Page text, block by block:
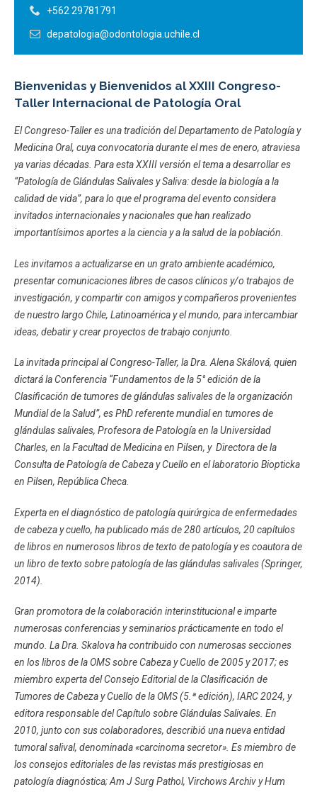
+562 29781791
depatologia@odontologia.uchile.cl
Bienvenidas y Bienvenidos al XXIII Congreso-
Taller Internacional de Patología Oral
El Congreso-Taller es una tradición del Departamento de Patología y
Medicina Oral, cuya convocatoria durante el mes de enero, atraviesa
ya varias décadas. Para esta XXIII versión el tema a desarrollar es
“Patología de Glándulas Salivales y Saliva: desde la biología a la
calidad de vida”, para lo que el programa del evento considera
invitados internacionales y nacionales que han realizado
importantísimos aportes a la ciencia y a la salud de la población.
Les invitamos a actualizarse en un grato ambiente académico,
presentar comunicaciones libres de casos clínicos y/o trabajos de
investigación, y compartir con amigos y compañeros provenientes
de nuestro largo Chile, Latinoamérica y el mundo, para intercambiar
ideas, debatir y crear proyectos de trabajo conjunto.
La invitada principal al Congreso-Taller, la Dra. Alena Skálová, quien
dictará la Conferencia “Fundamentos de la 5° edición de la
Clasificación de tumores de glándulas salivales de la organización
Mundial de la Salud”, es PhD referente mundial en tumores de
glándulas salivales, Profesora de Patología en la Universidad
Charles, en la Facultad de Medicina en Pilsen, y Directora de la
Consulta de Patología de Cabeza y Cuello en el laboratorio Biopticka
en Pilsen, República Checa.
Experta en el diagnóstico de patología quirúrgica de enfermedades
de cabeza y cuello, ha publicado más de 280 artículos, 20 capítulos
de libros en numerosos libros de texto de patología y es coautora de
un libro de texto sobre patología de las glándulas salivales (Springer,
2014).
Gran promotora de la colaboración interinstitucional e imparte
numerosas conferencias y seminarios prácticamente en todo el
mundo. La Dra. Skalova ha contribuido con numerosas secciones
en los libros de la OMS sobre Cabeza y Cuello de 2005 y 2017; es
miembro experta del Consejo Editorial de la Clasificación de
Tumores de Cabeza y Cuello de la OMS (5.ª edición), IARC 2024, y
editora responsable del Capítulo sobre Glándulas Salivales. En
2010, junto con sus colaboradores, describió una nueva entidad
tumoral salival, denominada «carcinoma secretor». Es miembro de
los consejos editoriales de las revistas más prestigiosas en
patología diagnóstica; Am J Surg Pathol, Virchows Archiv y Hum